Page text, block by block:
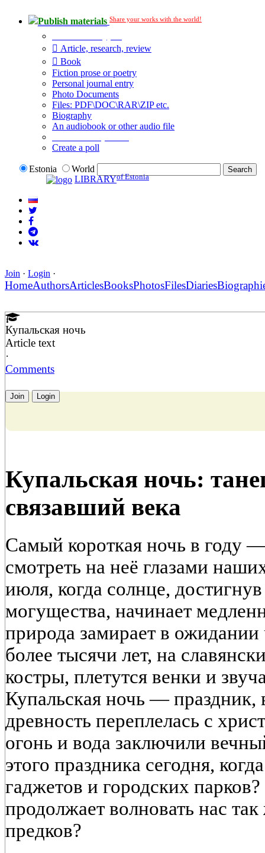
Publish materials Share your works with the world!
Article, research, review
Book
Fiction prose or poetry
Personal journal entry
Photo Documents
Files: PDF\DOC\RAR\ZIP etc.
Biography
An audiobook or other audio file
Create a poll
Estonia
World
LIBRARYof Estonia
Join · Login ·
HomeAuthorsArticlesBooksPhotosFilesDiaries
Купальская ночь
Article text
·
Comments
Join Login
Купальская ночь:
связавший века
Самый короткая ночь в году
смотреть на неё глазами
июля, когда солнце,
могущества, начинает
природа замирает в
более тысячи лет, на
костры, плетутся венки и
Купальская ночь — праздник,
древность переплелась с
огонь и вода заключили
этого праздника сегодня,
гаджетов и городских
продолжает волновать нас
предков?